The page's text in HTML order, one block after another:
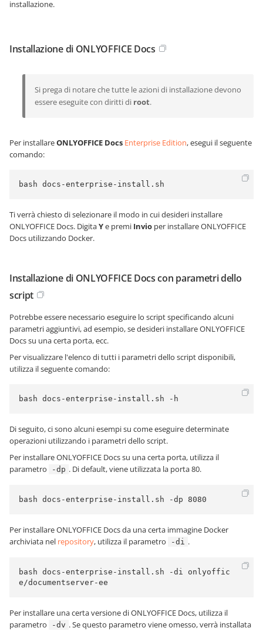
installazione.
Installazione di ONLYOFFICE Docs
Si prega di notare che tutte le azioni di installazione devono
essere eseguite con diritti di root.
Per installareONLYOFFICE Docs Enterprise Edition, esegui il seguente
comando:
bash docs-enterprise-install.sh
Ti verrà chiesto di selezionare il modo in cui desideri installare
ONLYOFFICE Docs. DigitaYe premi Invio per installare ONLYOFFICE
Docs utilizzando Docker.
Installazione di ONLYOFFICE Docs con parametri dello
script
Potrebbe essere necessario eseguire lo script specificando alcuni
parametri aggiuntivi, ad esempio, se desideri installare ONLYOFFICE
Docs su una certa porta, ecc.
Per visualizzare l'elenco di tutti i parametri dello script disponibili,
utilizza il seguente comando:
bash docs-enterprise-install.sh -h
Di seguito, ci sono alcuni esempi su come eseguire determinate
operazioni utilizzando i parametri dello script.
Per installare ONLYOFFICE Docs su una certa porta, utilizza il
parametro
-dp . Di default, viene utilizzata la porta 80.
bash docs-enterprise-install.sh -dp 8080
Per installare ONLYOFFICE Docs da una certa immagine Docker
archiviata nel repository, utilizza il parametro -di .
bash docs-enterprise-install.sh -di onlyoffic
e/documentserver-ee
Per installare una certa versione di ONLYOFFICE Docs, utilizza il
parametro
-dv . Se questo parametro viene omesso, verrà installata